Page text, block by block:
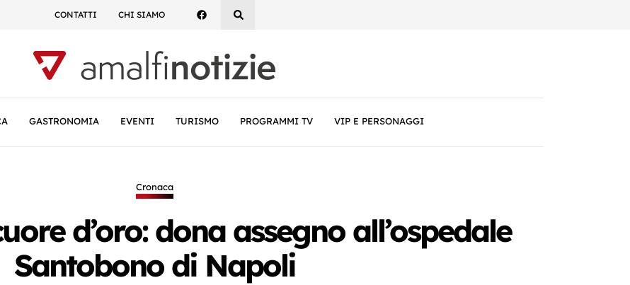
CONTATTI CHI SIAMO
GASTRONOMIA EVENTI TURISMO PROGRAMMI TV VIP E PERSONAGGI
Cronaca
d’oro: dona assegno all’ospedale
Santobono di Napoli